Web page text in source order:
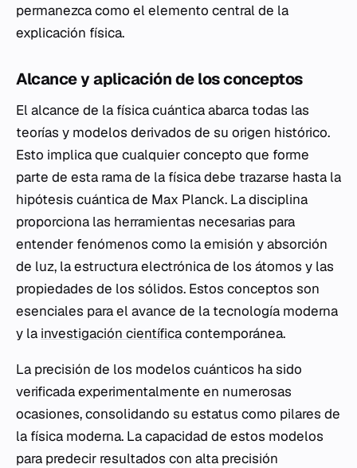
permanezca como el elemento central de la
explicación física.
Alcance y aplicación de los conceptos
El alcance de la física cuántica abarca todas las
teorías y modelos derivados de su origen histórico.
Esto implica que cualquier concepto que forme
parte de esta rama de la física debe trazarse hasta la
hipótesis cuántica de Max Planck. La disciplina
proporciona las herramientas necesarias para
entender fenómenos como la emisión y absorción
de luz, la estructura electrónica de los átomos y las
propiedades de los sólidos. Estos conceptos son
esenciales para el avance de la tecnología moderna
y la investigación científicacontemporánea.
La precisión de los modelos cuánticos ha sido
verificada experimentalmente en numerosas
ocasiones, consolidando su estatus como pilares de
la física moderna. La capacidad de estos modelos
para predecir resultados con alta precisión